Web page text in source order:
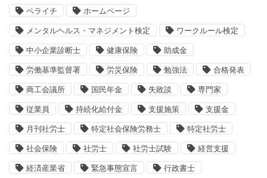
ペライチ ホームページ
メンタルヘルス・マネジメント検定 ワークルール検定
中小企業診断士 健康保険 助成金
労働基準監督署 労災保険 勉強法 合格発表
商工会議所 国民年金 失敗談 専門家
従業員 持続化給付金 支援施策 支援金
月刊社労士 特定社会保険労務士 特定社労士
社会保険 社労士 社労士試験 経営支援
経済産業省 緊急事態宣言 行政書士